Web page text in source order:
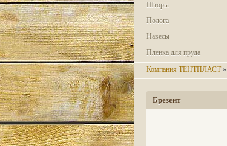
Шторы
Полога
Навесы
Пленка для пруда
Компания ТЕНТПЛАСТ»
Брезент